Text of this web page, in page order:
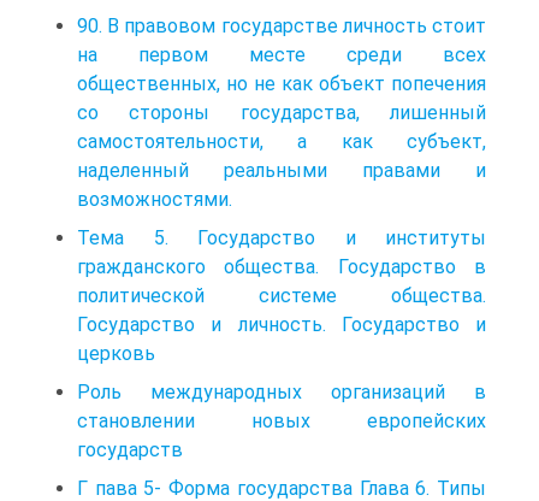
90. В правовом государстве личность стоит
на первом месте среди всех
общественных, но не как объект попечения
со стороны государства, лишенный
самостоятельности, а как субъект,
наделенный реальными правами и
возможностями.
Тема 5. Государство и институты
гражданского общества. Государство в
политической системе общества.
Государство и личность. Государство и
церковь
Роль международных организаций в
становлении новых европейских
государств
Г пава 5- Форма государства Глава 6. Типы